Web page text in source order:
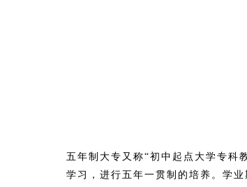
五年制大专又称“初中起点大学专科
学习，进行五年一贯制的培养。学